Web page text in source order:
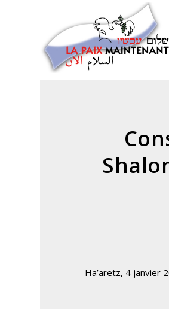
Ha’aretz, 4 janvier